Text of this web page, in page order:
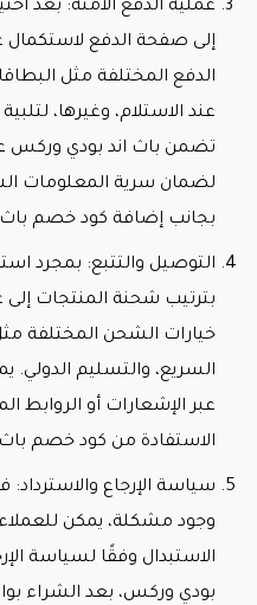
عملية الدفع الآمنة: بعد
إلى صفحة الدفع لاستكمال
الدفع المختلفة مثل
عند الاستلام، وغيرها،
تضمن باث اند بودي وركس
لضمان سرية المعلومات
بجانب إضافة كود خصم باث
التوصيل والتتبع: بمجرد
بترتيب شحنة المنتجات إلى
خيارات الشحن المختلفة
السريع، والتسليم الدولي.
عبر الإشعارات أو الروابط
الاستفادة من كود خصم باث
سياسة الإرجاع
وجود مشكلة، يمكن للعملاء
الاستبدال وفقًا لسياسة
بودي وركس، بعد الشراء